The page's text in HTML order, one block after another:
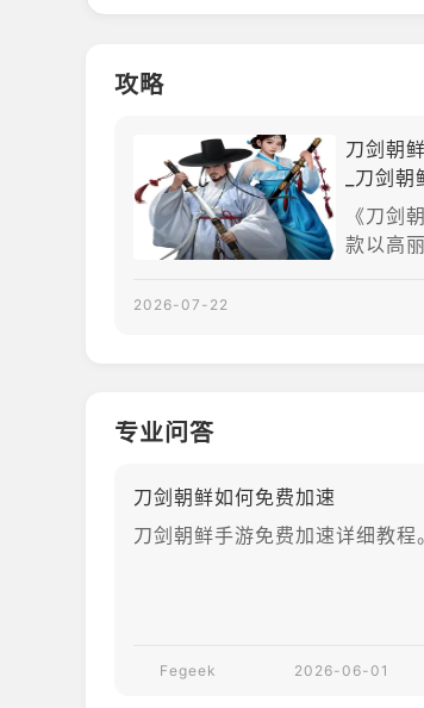
攻略
刀剑朝
_刀剑
下载介绍
《刀剑
款以高
背景的
秩序建
朝鲜》
2026-07-22
专业问答
刀剑朝鲜如何免费加速
刀剑朝鲜手游免费加速详细教程。
Fegeek 2026-06-01